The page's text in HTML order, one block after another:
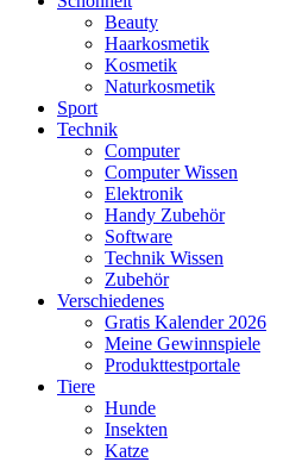
Beauty
Haarkosmetik
Kosmetik
Naturkosmetik
Sport
Technik
Computer
Computer Wissen
Elektronik
Handy Zubehör
Software
Technik Wissen
Zubehör
Verschiedenes
Gratis Kalender 2026
Meine Gewinnspiele
Produkttestportale
Tiere
Hunde
Insekten
Katze